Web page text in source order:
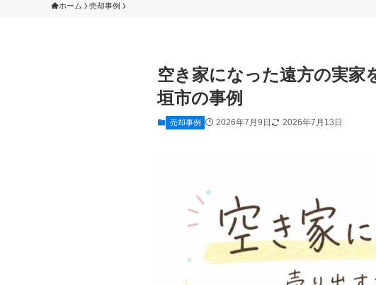
ホーム 売却事例
空き家になった遠方の実家
垣市の事例
売却事例 2026年7月9日 2026年7月13日